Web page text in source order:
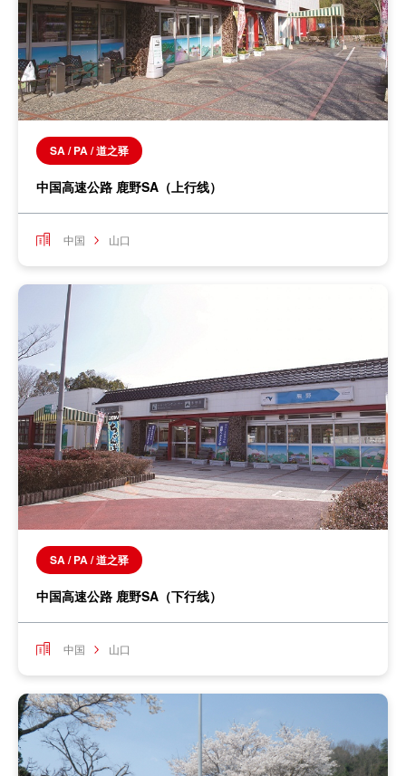
SA / PA / 道之驿
中国高速公路 鹿野SA（上行线）
中国 山口
SA / PA / 道之驿
中国高速公路 鹿野SA（下行线）
中国 山口